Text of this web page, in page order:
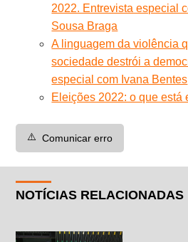
2022. Entrevista especial
Sousa Braga
A linguagem da violência
sociedade destrói a
especial com Ivana Bentes
Eleições 2022: o que está
⚠️ Comunicar erro
NOTÍCIAS RELACIONADAS